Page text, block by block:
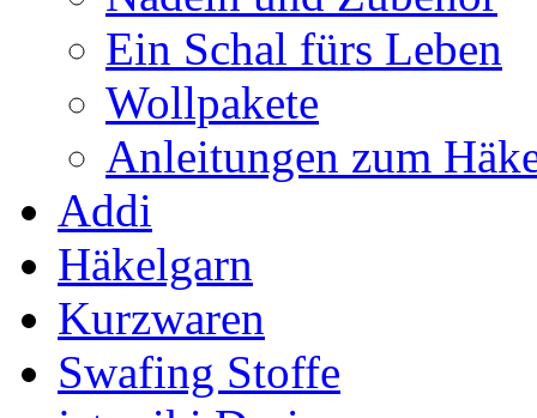
Ein Schal fürs Leben
Wollpakete
Anleitungen zum
Addi
Häkelgarn
Kurzwaren
Swafing Stoffe